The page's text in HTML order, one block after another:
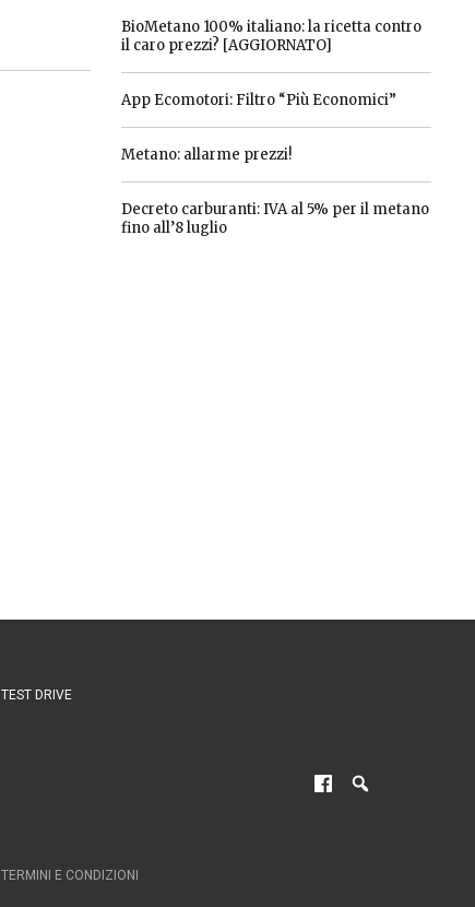
BioMetano 100% italiano: la ricetta contro
il caro prezzi? [AGGIORNATO]
App Ecomotori: Filtro “Più Economici”
Metano: allarme prezzi!
Decreto carburanti: IVA al 5% per il metano
fino all’8 luglio
TEST DRIVE
TERMINI E CONDIZIONI